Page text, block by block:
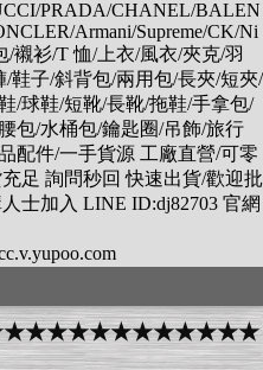
PRADA/CHANEL/BALEN
Armani/Supreme/CK/Ni
/襯衫/T 恤/上衣/風衣/夾克/羽
鞋子/斜背包/兩用包/長夾/短夾/
/球鞋/短靴/長靴/拖鞋/手拿包/
包/水桶包/鑰匙圈/吊飾/旅行
配件/一手貨源 工廠直營/可零
足 詢問秒回 快速出貨/歡迎批
士加入 LINE ID:dj82703 官網